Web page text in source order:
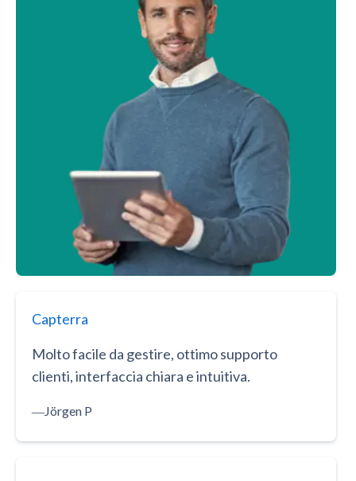
Capterra
Molto facile da gestire, ottimo supporto
clienti, interfaccia chiara e intuitiva.
―Jörgen P